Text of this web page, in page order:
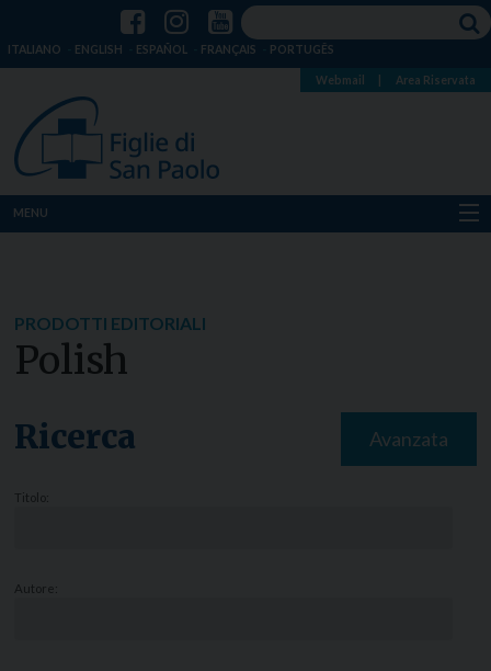
ITALIANO ENGLISH ESPAÑOL FRANÇAIS PORTUGÊS
Webmail Area Riservata
MENU
Notizie
PRODOTTI EDITORIALI
Polish
Ricerca Avanzata
Titolo:
Autore: